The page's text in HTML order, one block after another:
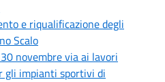
e riqualificazione degli
Scalo
novembre via ai lavori
gli impianti sportivi di